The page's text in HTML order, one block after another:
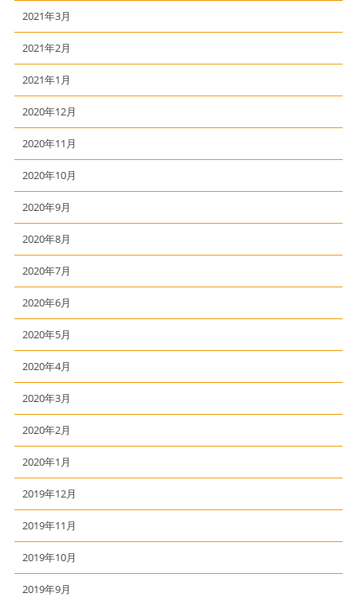
2021年3月
2021年2月
2021年1月
2020年12月
2020年11月
2020年10月
2020年9月
2020年8月
2020年7月
2020年6月
2020年5月
2020年4月
2020年3月
2020年2月
2020年1月
2019年12月
2019年11月
2019年10月
2019年9月